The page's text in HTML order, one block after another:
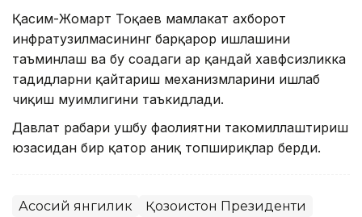
Қасим-Жомарт Тоқаев мамлакат ахборот
инфратузилмасининг барқарор ишлашини
таъминлаш ва бу соҳадаги ҳар қандай хавфсизликка
таҳдидларни қайтариш механизмларини ишлаб
чиқиш муҳимлигини таъкидлади.
Давлат раҳбари ушбу фаолиятни такомиллаштириш
юзасидан бир қатор аниқ топшириқлар берди.
Асосий янгилик Қозоғистон Президенти